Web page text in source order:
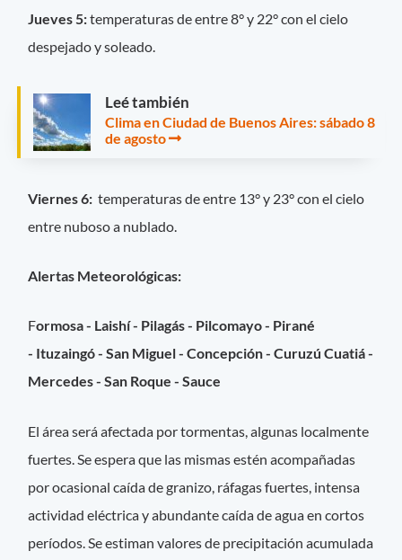
Jueves 5:temperaturas de entre 8° y 22° con el cielo
despejado y soleado.
Leé también
Clima en Ciudad de Buenos Aires: sábado 8
de agosto
Viernes 6: temperaturas de entre 13° y 23° con el cielo
entre nuboso a nublado.
Alertas Meteorológicas:
Formosa - Laishí - Pilagás - Pilcomayo - Pirané
- Ituzaingó - San Miguel - Concepción - Curuzú Cuatiá -
Mercedes - San Roque - Sauce
El área será afectada por tormentas, algunas localmente
fuertes. Se espera que las mismas estén acompañadas
por ocasional caída de granizo, ráfagas fuertes, intensa
actividad eléctrica y abundante caída de agua en cortos
períodos. Se estiman valores de precipitación acumulada